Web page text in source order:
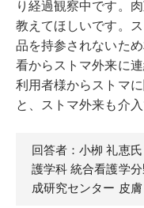
り経過観察中です。
教えてほしいです。
品を持参されないた
看からストマ外来に
利用者様からストマ
と、ストマ外来も介
回答者：小栁 礼恵氏
護学科 統合看護学
成研究センター 皮